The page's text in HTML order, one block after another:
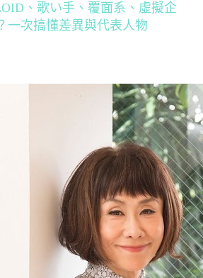
、歌い手、覆面系、虛擬企
一次搞懂差異與代表人物